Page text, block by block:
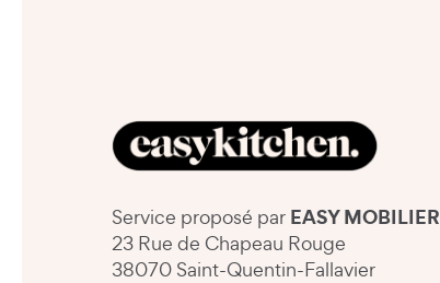
Service proposé par EASY MOBILIER
23 Rue de Chapeau Rouge
38070 Saint-Quentin-Fallavier